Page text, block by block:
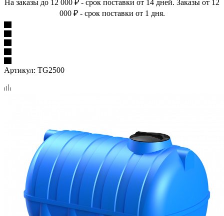
На заказы до 12 000 ₽ - срок поставки от 14 дней. Заказы от 12
000 ₽ - срок поставки от 1 дня.
Артикул: TG2500